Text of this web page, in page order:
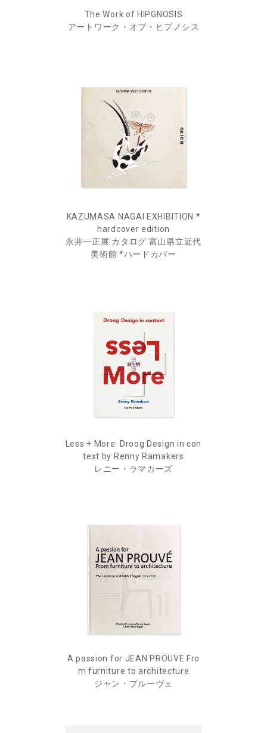
The Work of HIPGNOSIS
アートワーク・オブ・ヒプノシス
KAZUMASA NAGAI EXHIBITION *
hardcover edition
永井一正展 カタログ 富山県立近代
美術館 *ハードカバー
Less + More: Droog Design in con
text by Renny Ramakers
レニー・ラマカーズ
A passion for JEAN PROUVE Fro
m furniture to architecture
ジャン・プルーヴェ